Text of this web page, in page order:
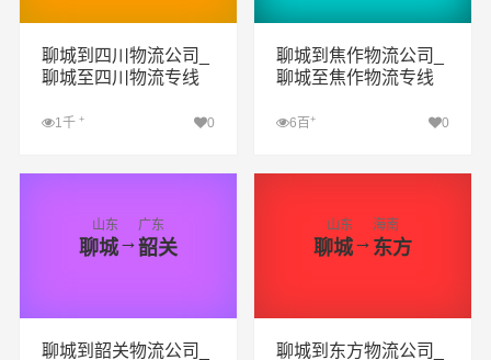
聊城到四川物流公司_
聊城至四川物流专线
1千 + 0
查看详细
聊城到焦作物流公司_
聊城至焦作物流专线
6百+ 0
查看详细
山东
聊城→
广东
韶关
聊城到韶关物流公司_
山东
聊城→
海南
东方
聊城到东方物流公司_